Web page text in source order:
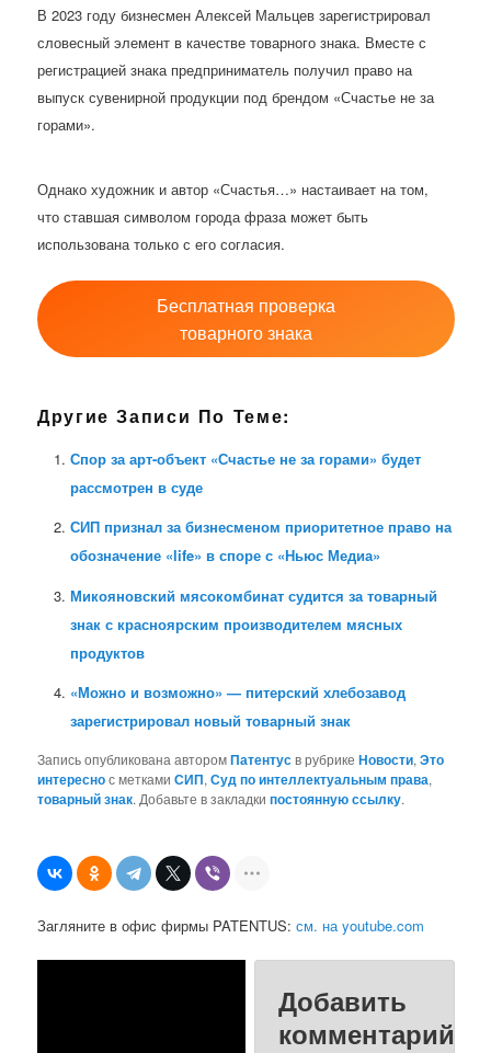
В 2023 году бизнесмен Алексей Мальцев зарегистрировал
словесный элемент в качестве товарного знака. Вместе с
регистрацией знака предприниматель получил право на
выпуск сувенирной продукции под брендом «Счастье не за
горами».
Однако художник и автор «Счастья…» настаивает на том,
что ставшая символом города фраза может быть
использована только с его согласия.
Бесплатная проверка
товарного знака
Другие Записи По Теме:
Спор за арт-объект «Счастье не за горами» будет
рассмотрен в суде
СИП признал за бизнесменом приоритетное право на
обозначение «life» в споре с «Ньюс Медиа»
Микояновский мясокомбинат судится за товарный
знак с красноярским производителем мясных
продуктов
«Можно и возможно» — питерский хлебозавод
зарегистрировал новый товарный знак
Запись опубликована авторомПатентусв рубрикеНовости,Это
интереснос меткамиСИП,Суд по интеллектуальным права,
товарный знак. Добавьте в закладкипостоянную ссылку.
Загляните в офис фирмы PATENTUS:см. на youtube.com
Добавить
комментарий